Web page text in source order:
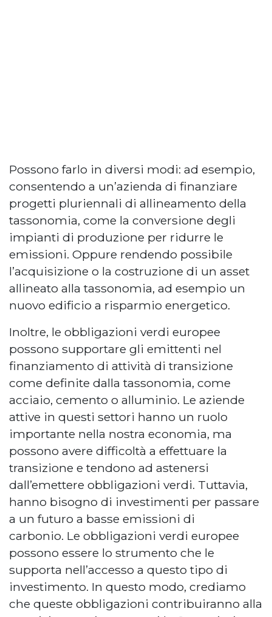
Possono farlo in diversi modi: ad esempio,
consentendo a un’azienda di finanziare
progetti pluriennali di allineamento della
tassonomia, come la conversione degli
impianti di produzione per ridurre le
emissioni. Oppure rendendo possibile
l’acquisizione o la costruzione di un asset
allineato alla tassonomia, ad esempio un
nuovo edificio a risparmio energetico.
Inoltre, le obbligazioni verdi europee
possono supportare gli emittenti nel
finanziamento di attività di transizione
come definite dalla tassonomia, come
acciaio, cemento o alluminio. Le aziende
attive in questi settori hanno un ruolo
importante nella nostra economia, ma
possono avere difficoltà a effettuare la
transizione e tendono ad astenersi
dall’emettere obbligazioni verdi. Tuttavia,
hanno bisogno di investimenti per passare
a un futuro a basse emissioni di
carbonio. Le obbligazioni verdi europee
possono essere lo strumento che le
supporta nell’accesso a questo tipo di
investimento. In questo modo, crediamo
che queste obbligazioni contribuiranno alla